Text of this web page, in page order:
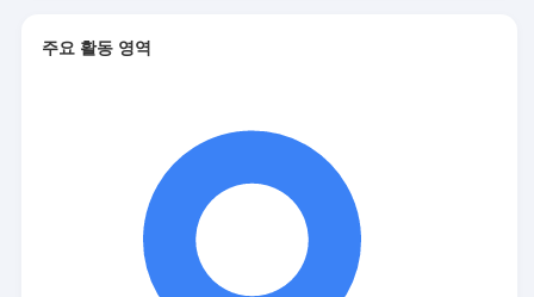
주요 활동 영역